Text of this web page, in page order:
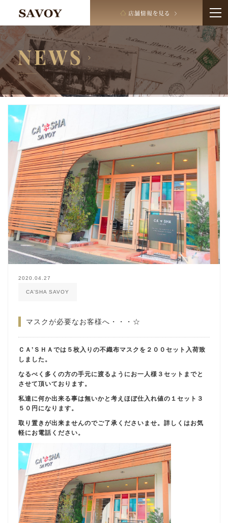
2020.04.27
CA’SHA SAVOY
マスクが必要なお客様へ・・・☆
ＣＡ’ＳＨＡでは５枚入りの不織布マスクを２００セット入荷致
しました。
なるべく多くの方の手元に渡るようにお一人様３セットまでと
させて頂いております。
私達に何か出来る事は無いかと考えほぼ仕入れ値の１セット３
５０円になります。
取り置きが出来ませんのでご了承くださいませ。詳しくはお気
軽にお電話ください。